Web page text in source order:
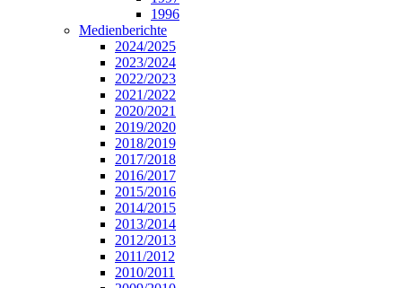
1996
Medienberichte
2024/2025
2023/2024
2022/2023
2021/2022
2020/2021
2019/2020
2018/2019
2017/2018
2016/2017
2015/2016
2014/2015
2013/2014
2012/2013
2011/2012
2010/2011